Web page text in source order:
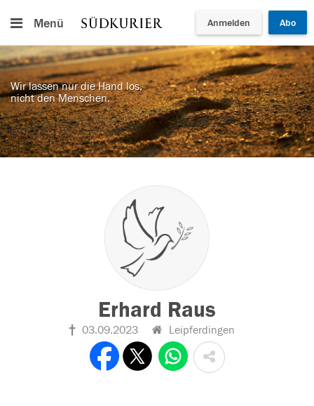
Menü Anmelden Abo
Wir lassen nur die Hand los,
nicht den Menschen.
Erhard Raus
03.09.2023 Leipferdingen